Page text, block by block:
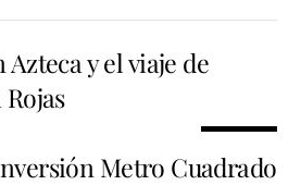
y el viaje de
Metro Cuadrado